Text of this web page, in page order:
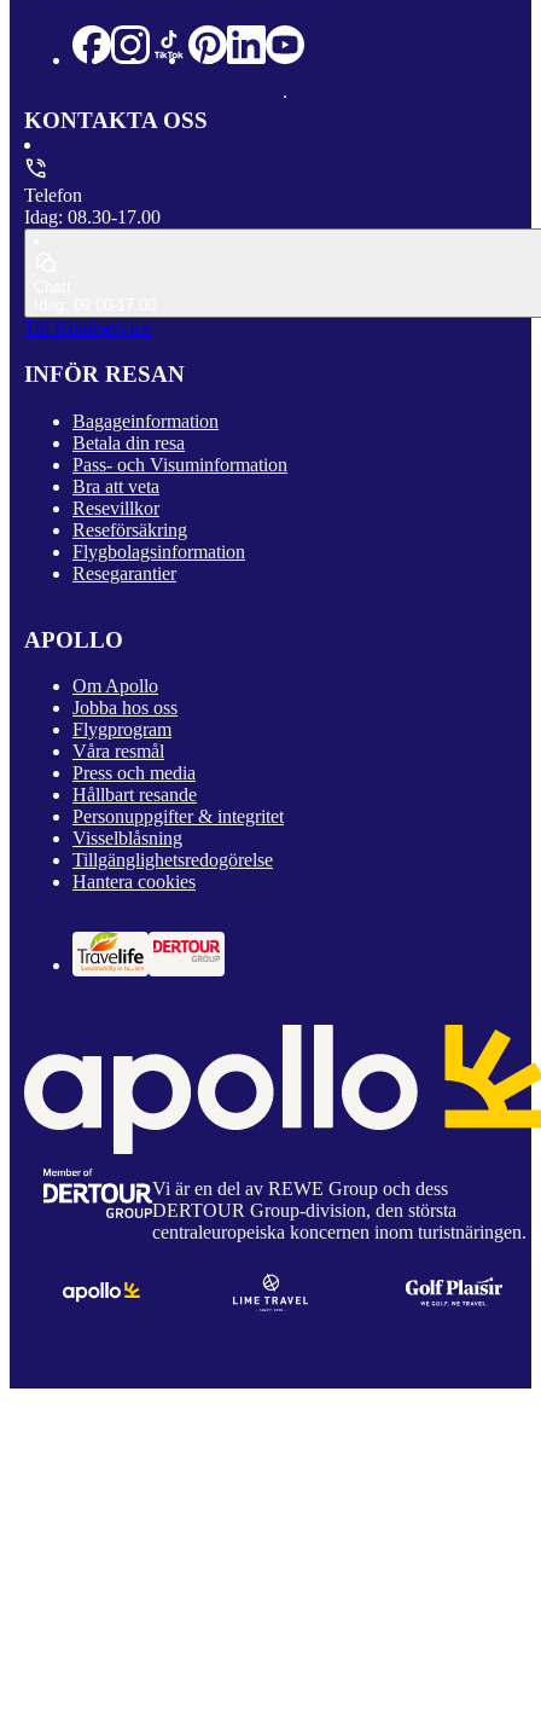
KONTAKTA OSS
Telefon
Idag: 08.30-17.00
Till Kundservice
INFÖR RESAN
Bagageinformation
Betala din resa
Pass- och Visuminformation
Bra att veta
Resevillkor
Reseförsäkring
Flygbolagsinformation
Resegarantier
APOLLO
Om Apollo
Jobba hos oss
Flygprogram
Våra resmål
Press och media
Hållbart resande
Personuppgifter & integritet
Visselblåsning
Tillgänglighetsredogörelse
Hantera cookies
Vi är en del av REWE Group och dess
DERTOUR Group-division, den största
centraleuropeiska koncernen inom turistnäringen.